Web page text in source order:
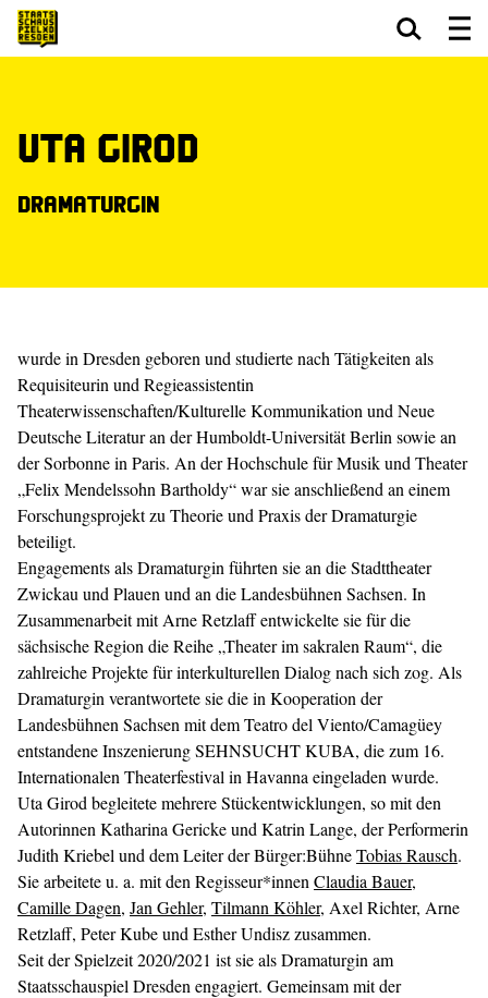
Uta Girod
Dramaturgin
wurde in Dresden geboren und studierte nach Tätigkeiten als
Requisiteurin und Regieassistentin
Theaterwissenschaften/Kulturelle Kommunikation und Neue
Deutsche Literatur an der Humboldt-Universität Berlin sowie an
der Sorbonne in Paris. An der Hochschule für Musik und Theater
„Felix Mendelssohn Bartholdy“ war sie anschließend an einem
Forschungsprojekt zu Theorie und Praxis der Dramaturgie
beteiligt.
Engagements als Dramaturgin führten sie an die Stadttheater
Zwickau und Plauen und an die Landesbühnen Sachsen. In
Zusammenarbeit mit Arne Retzlaff entwickelte sie für die
sächsische Region die Reihe „Theater im sakralen Raum“, die
zahlreiche Projekte für interkulturellen Dialog nach sich zog. Als
Dramaturgin verantwortete sie die in Kooperation der
Landesbühnen Sachsen mit dem Teatro del Viento/Camagüey
entstandene Inszenierung SEHNSUCHT KUBA, die zum 16.
Internationalen Theaterfestival in Havanna eingeladen wurde.
Uta Girod begleitete mehrere Stückentwicklungen, so mit den
Autorinnen Katharina Gericke und Katrin Lange, der Performerin
Judith Kriebel und dem Leiter der Bürger:BühneTobias Rausch.
Sie arbeitete u. a. mit den Regisseur*innen Claudia Bauer,
Camille Dagen, Jan Gehler, Tilmann Köhler, Axel Richter, Arne
Retzlaff, Peter Kube und Esther Undisz zusammen.
Seit der Spielzeit 2020/2021 ist sie als Dramaturgin am
Staatsschauspiel Dresden engagiert. Gemeinsam mit der